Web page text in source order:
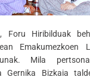
Foru Hiribilduak
Emakumezkoen
Mila
Gernika Bizkaia